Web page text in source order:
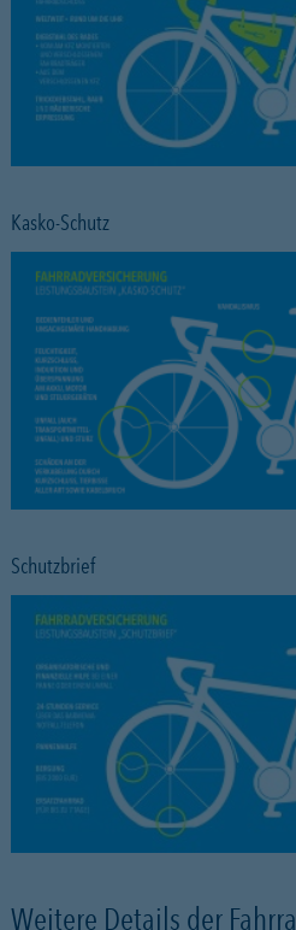
Kasko-Schutz
Schutzbrief
Weitere Details der